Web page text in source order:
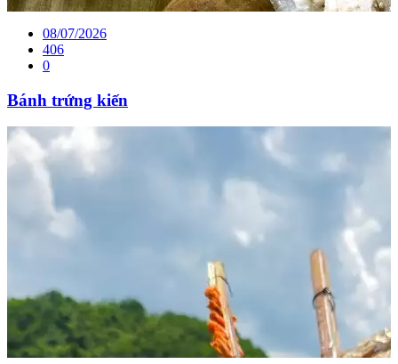
08/07/2026
406
0
Bánh trứng kiến